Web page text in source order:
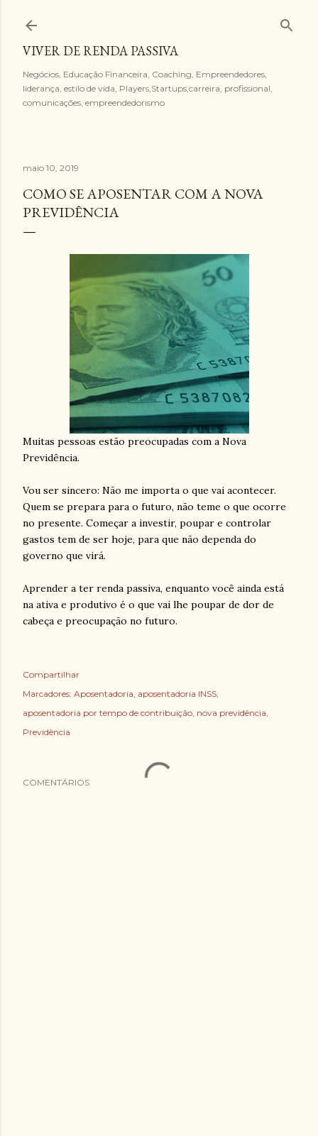
VIVER DE RENDA PASSIVA
Negócios, Educação Financeira, Coaching, Empreendedores,
liderança, estilo de vida, Players,Startups,carreira, profissional,
comunicações, empreendedorismo
maio 10, 2019
COMO SE APOSENTAR COM A NOVA
PREVIDÊNCIA
Muitas pessoas estão preocupadas com a Nova
Previdência.
Vou ser sincero: Não me importa o que vai acontecer.
Quem se prepara para o futuro, não teme o que ocorre
no presente. Começar a investir, poupar e controlar
gastos tem de ser hoje, para que não dependa do
governo que virá.
Aprender a ter renda passiva, enquanto você ainda está
na ativa e produtivo é o que vai lhe poupar de dor de
cabeça e preocupação no futuro.
Compartilhar
Marcadores: Aposentadoria aposentadoria INSS
aposentadoria por tempo de contribuição nova previdência
Previdência
COMENTÁRIOS